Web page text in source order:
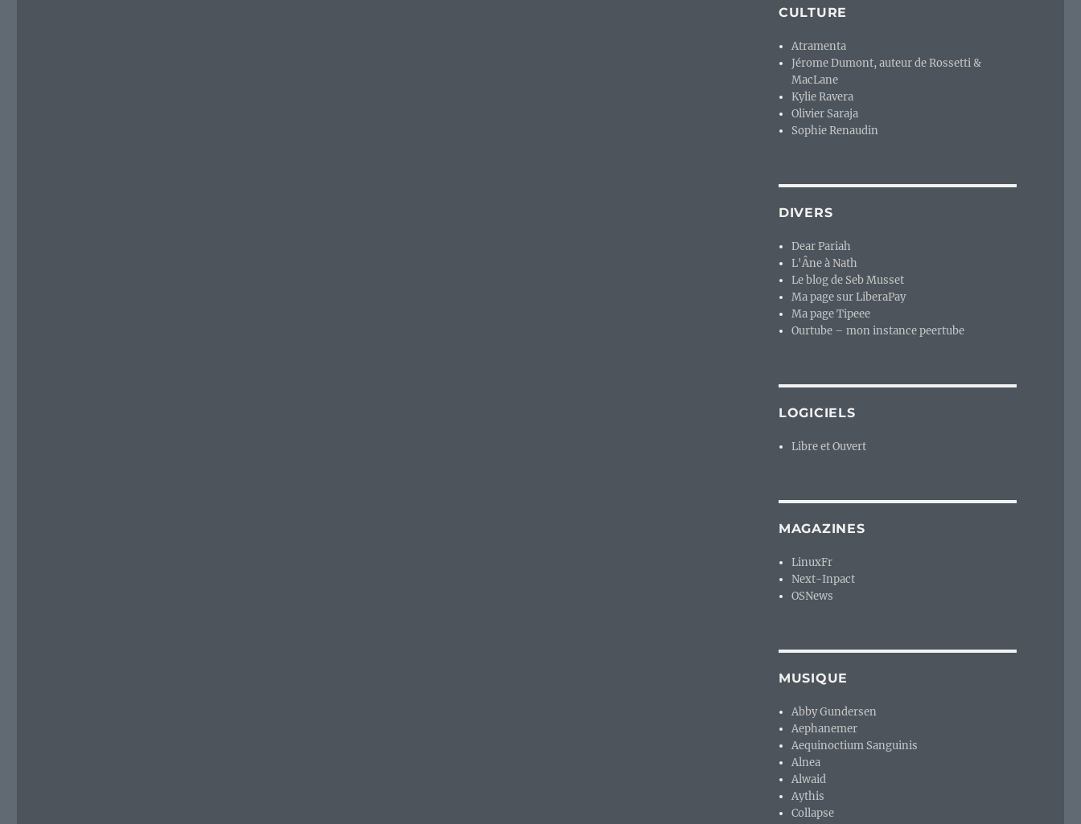
CULTURE
Atramenta
Jérome Dumont, auteur de Rossetti &
MacLane
Kylie Ravera
Olivier Saraja
Sophie Renaudin
DIVERS
Dear Pariah
L'Âne à Nath
Le blog de Seb Musset
Ma page sur LiberaPay
Ma page Tipeee
Ourtube – mon instance peertube
LOGICIELS
Libre et Ouvert
MAGAZINES
LinuxFr
Next-Inpact
OSNews
MUSIQUE
Abby Gundersen
Aephanemer
Aequinoctium Sanguinis
Alnea
Alwaid
Aythis
Collapse